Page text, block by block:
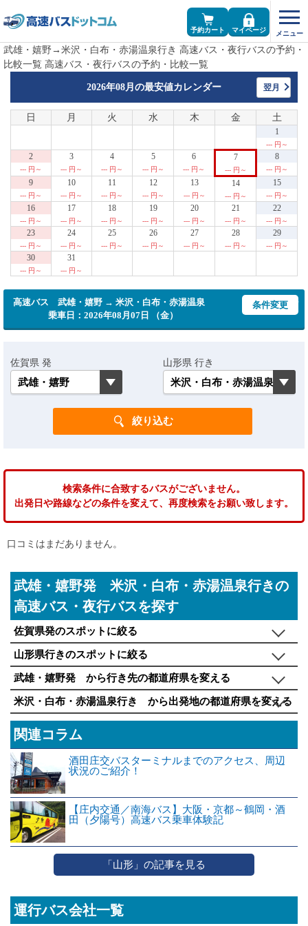
予約カート マイページ
武雄・嬉野→米沢・白布・赤湯温泉行き 高速バス・夜行バスの予約・
比較一覧 高速バス・夜行バスの予約・比較一覧
2026年08月の最安値カレンダー 翌月
日 月 火 水 木 金 土
1
--- 円～
2
--- 円～
3
--- 円～
4
--- 円～
5
--- 円～
6
--- 円～
7
--- 円～
8
--- 円～
9
--- 円～
10
--- 円～
11
--- 円～
12
--- 円～
13
--- 円～
14
--- 円～
15
--- 円～
16
--- 円～
17
--- 円～
18
--- 円～
19
--- 円～
20
--- 円～
21
--- 円～
22
--- 円～
23
--- 円～
24
--- 円～
25
--- 円～
26
--- 円～
27
--- 円～
28
--- 円～
29
--- 円～
30
--- 円～
31
--- 円～
高速バス 武雄・嬉野 → 米沢・白布・赤湯温泉
乗車日：2026年08月07日 （金）
条件変更
佐賀県 発 山形県 行き
検索条件に合致するバスがございません。
出発日や路線などの条件を変えて、再度検索をお願い致します。
口コミはまだありません。
武雄・嬉野発 米沢・白布・赤湯温泉行きの
高速バス・夜行バスを探す
佐賀県発のスポットに絞る
山形県行きのスポットに絞る
武雄・嬉野発 から行き先の都道府県を変える
米沢・白布・赤湯温泉行き から出発地の都道府県を変える
関連コラム
酒田庄交バスターミナルまでのアクセス、周辺
状況のご紹介！
【庄内交通／南海バス】大阪・京都～鶴岡・酒
田（夕陽号）高速バス乗車体験記
「山形」の記事を見る
運行バス会社一覧